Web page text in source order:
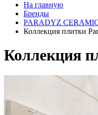
На главную
Бренды
PARADYZ
Коллекция плитки
Коллекция